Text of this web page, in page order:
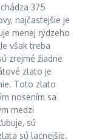
375
najčastejšie je
menej rýdzeho
však treba
zrejmé žiadne
zlato je
Toto zlato
nosením sa
medzi
sú
sú lacnejšie.